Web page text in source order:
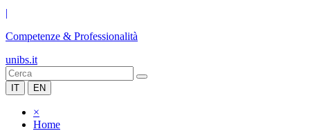
|
Competenze & Professionalità
unibs.it
IT EN
×
Home